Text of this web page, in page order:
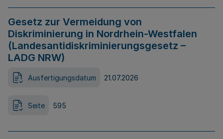
Gesetz zur Vermeidung von
Diskriminierung in Nordrhein-Westfalen
(Landesantidiskriminierungsgesetz –
LADG NRW)
Ausfertigungsdatum 21.07.2026
Seite 595